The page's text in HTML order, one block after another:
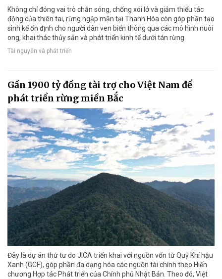
Không chỉ đóng vai trò chắn sóng, chống xói lở và giảm thiểu tác
động của thiên tai, rừng ngập mặn tại Thanh Hóa còn góp phần tạo
sinh kế ổn định cho người dân ven biển thông qua các mô hình nuôi
ong, khai thác thủy sản và phát triển kinh tế dưới tán rừng.
Tài nguyên và phát triển
Gần 1900 tỷ đồng tài trợ cho Việt Nam để
phát triển rừng miền Bắc
Đây là dự án thứ tư do JICA triển khai với nguồn vốn từ Quỹ Khí hậu
Xanh (GCF), góp phần đa dạng hóa các nguồn tài chính theo Hiến
chương Hợp tác Phát triển của Chính phủ Nhật Bản. Theo đó, Việt